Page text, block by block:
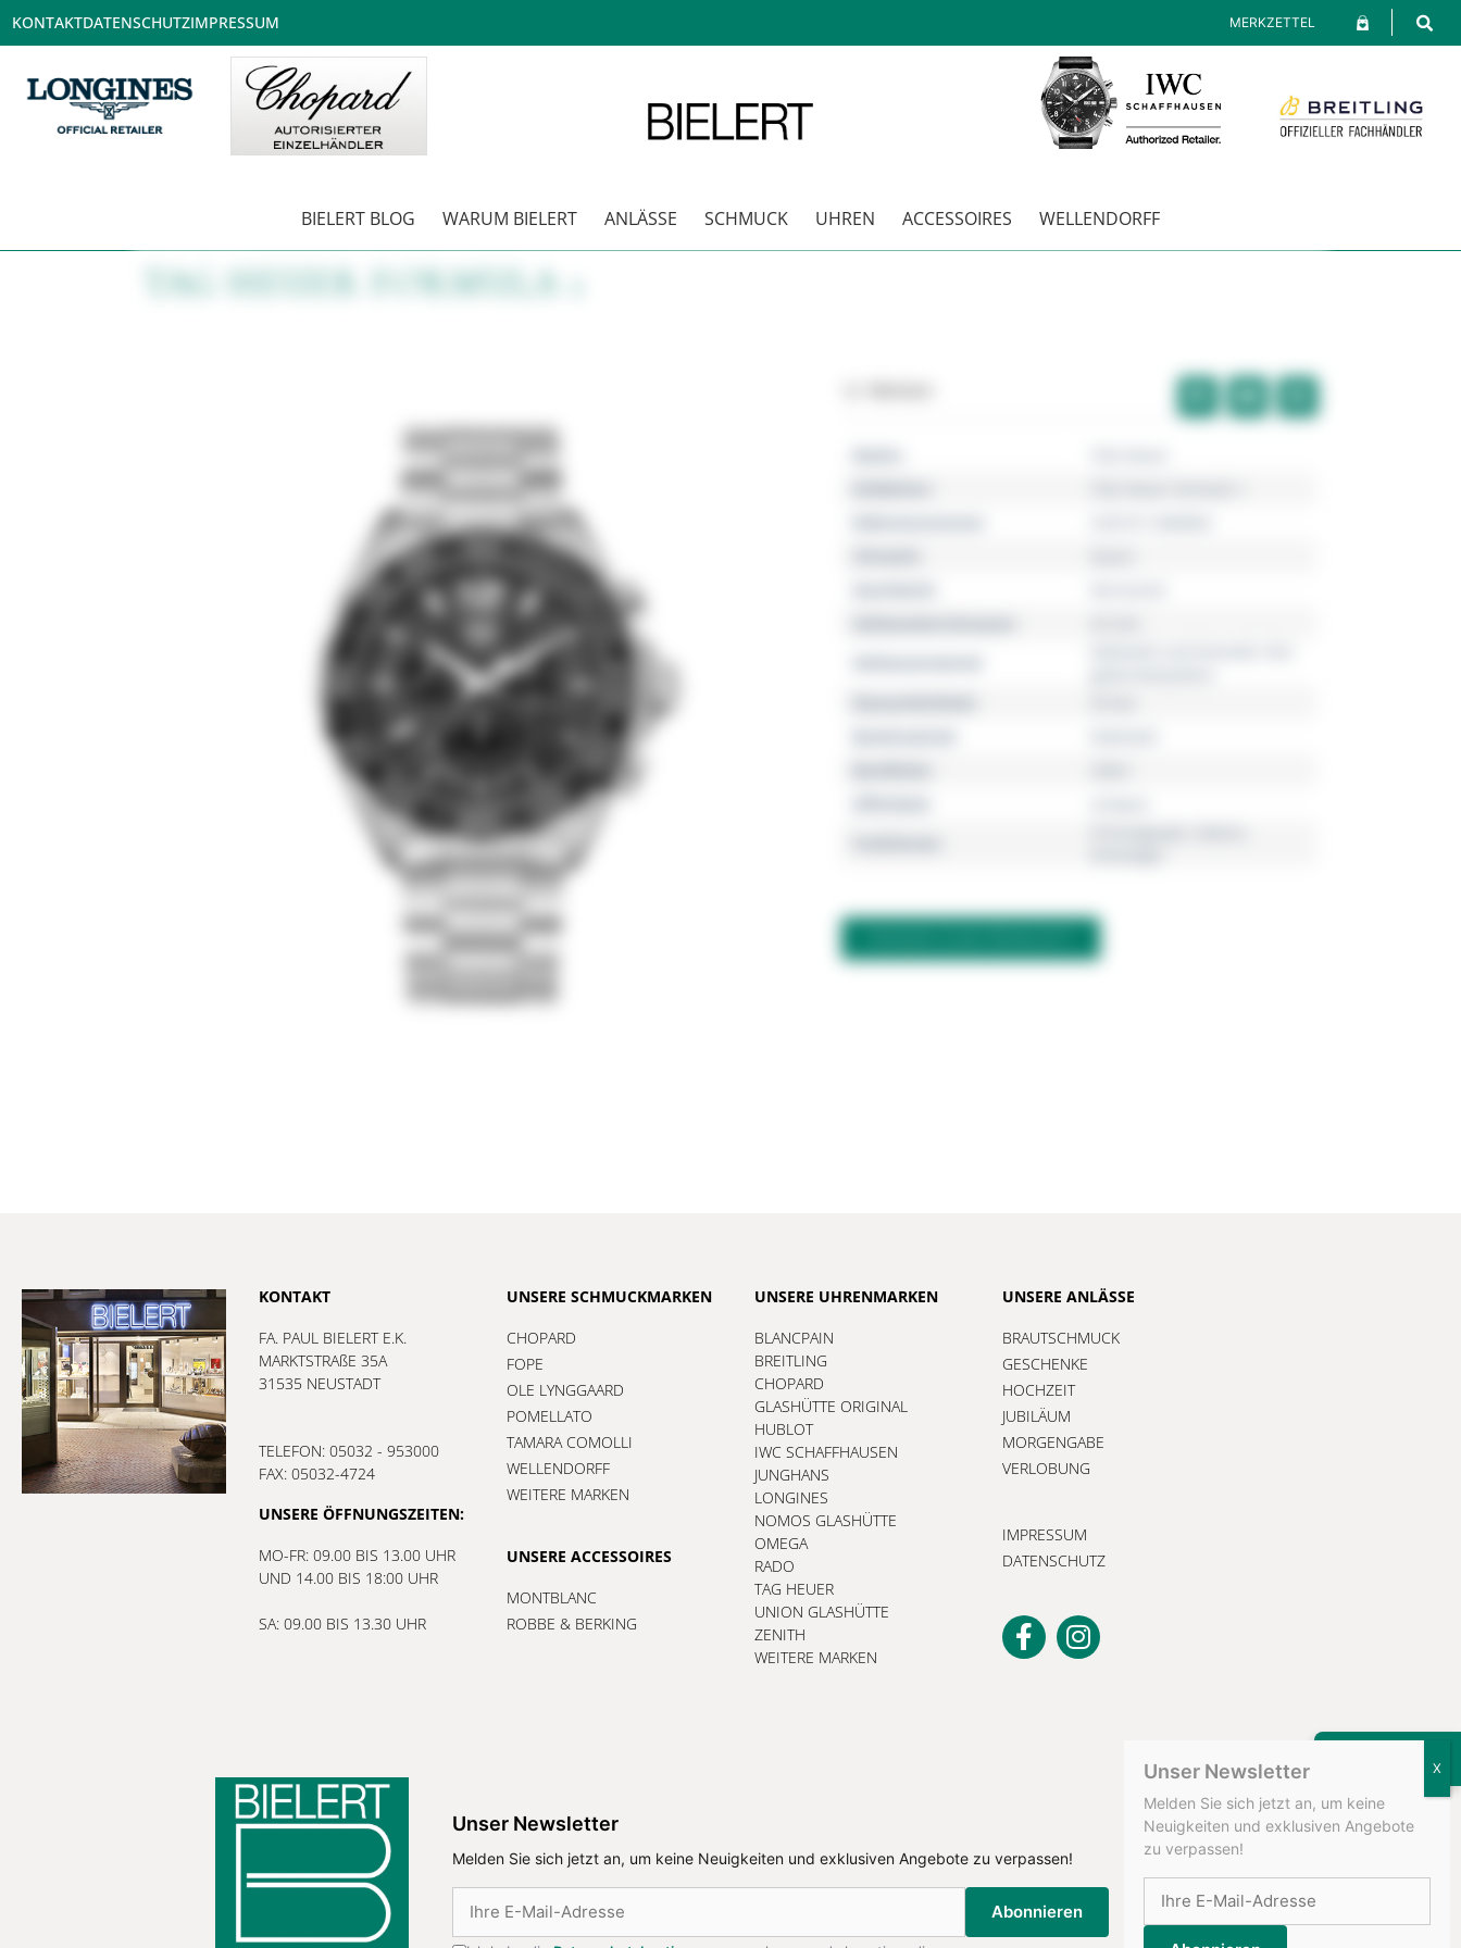
KONTAKTDATENSCHUTZIMPRESSUM MERKZETTEL
BIELERT BLOG WARUM BIELERT ANLÄSSE SCHMUCK UHREN ACCESSOIRES WELLENDORFF
TAG HEUER FORMULA 1
KONTAKT
FA. PAUL BIELERT E.K.
MARKTSTRAßE 35A
31535 NEUSTADT
TELEFON: 05032 - 953000
FAX: 05032-4724
UNSERE ÖFFNUNGSZEITEN:
MO-FR: 09.00 BIS 13.00 UHR
UND 14.00 BIS 18:00 UHR
SA: 09.00 BIS 13.30 UHR
UNSERE SCHMUCKMARKEN
CHOPARD
FOPE
OLE LYNGGAARD
POMELLATO
TAMARA COMOLLI
WELLENDORFF
WEITERE MARKEN
UNSERE ACCESSOIRES
MONTBLANC
ROBBE & BERKING
UNSERE UHRENMARKEN
BLANCPAIN
BREITLING
CHOPARD
GLASHÜTTE ORIGINAL
HUBLOT
IWC SCHAFFHAUSEN
JUNGHANS
LONGINES
NOMOS GLASHÜTTE
OMEGA
RADO
TAG HEUER
UNION GLASHÜTTE
ZENITH
WEITERE MARKEN
UNSERE ANLÄSSE
BRAUTSCHMUCK
GESCHENKE
HOCHZEIT
JUBILÄUM
MORGENGABE
VERLOBUNG
IMPRESSUM
DATENSCHUTZ
Unser Newsletter
Melden Sie sich jetzt an, um keine Neuigkeiten und exklusiven Angebote zu verpassen!
Abonnieren
Unser Newsletter
Melden Sie sich jetzt an, um keine
Neuigkeiten und exklusiven Angebote
zu verpassen!